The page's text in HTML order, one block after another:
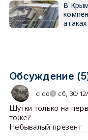
В
Обсуждение
d dd сб, 30/
Шутки только на
тоже?
Небывалый презент